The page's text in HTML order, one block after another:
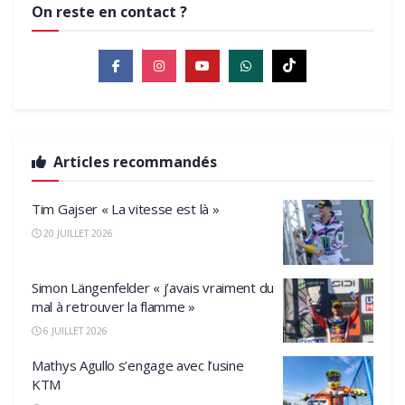
On reste en contact ?
Articles recommandés
Tim Gajser « La vitesse est là »
20 JUILLET 2026
Simon Längenfelder « j’avais vraiment du
mal à retrouver la flamme »
6 JUILLET 2026
Mathys Agullo s’engage avec l’usine
KTM